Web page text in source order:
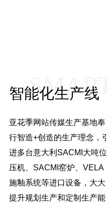
智能化生产线
SMART
亚花季网站传媒生产基地奉
行智造+创造的生产理念，引
进多台意大利SACMI大吨位
压机、SACMI窑炉、VELA
施釉系统等进口设备，大大
提升规划生产和定制生产能